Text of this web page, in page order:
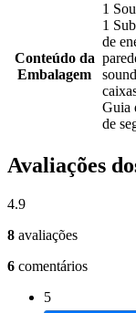
Conteúdo da
Embalagem
1
1
de
Guia
de
Avaliações
4.9
8 avaliações
6 comentários
5